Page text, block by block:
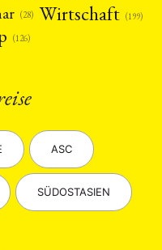
(28) Wirtschaft (199)
(126)
ASC
SÜDOSTASIEN